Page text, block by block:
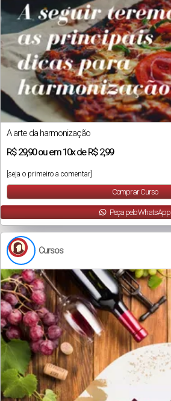
A arte da harmonização
R$29,90ou em10xdeR$ 2,99
[seja o primeiro a comentar]
Comprar Curso
Peça pelo WhatsApp
Cursos